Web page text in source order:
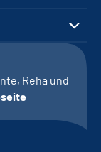
Reha und